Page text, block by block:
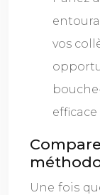
vos
Une fois